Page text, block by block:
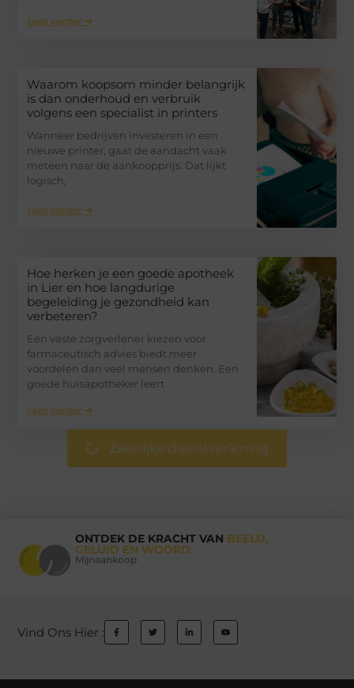
Lees verder ➜
Waarom koopsom minder belangrijk
is dan onderhoud en verbruik
volgens een specialist in printers
Wanneer bedrijven investeren in een
nieuwe printer, gaat de aandacht vaak
meteen naar de aankoopprijs. Dat lijkt
logisch,
Lees verder ➜
Hoe herken je een goede apotheek
in Lier en hoe langdurige
begeleiding je gezondheid kan
verbeteren?
Een vaste zorgverlener kiezen voor
farmaceutisch advies biedt meer
voordelen dan veel mensen denken. Een
goede huisapotheker leert
Lees verder ➜
Zakelijke dienstverlening
ONTDEK DE KRACHT VAN BEELD,
GELUID EN WOORD.
Mijnaankoop
Vind Ons Hier :